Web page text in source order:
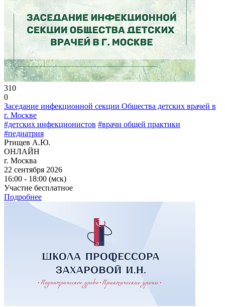
310
0
Заседание инфекционной секции Общества детских врачей в
г. Москве
#детских инфекционистов #врачи общей практики
#педиатрия
Ртищев А.Ю.
ОНЛАЙН
г. Москва
22 сентября 2026
16:00 - 18:00 (мск)
Участие бесплатное
Подробнее